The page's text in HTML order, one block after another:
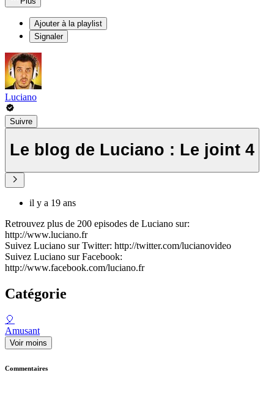
Ajouter à la playlist
Signaler
Luciano
Suivre
Le blog de Luciano : Le joint 4
il y a 19 ans
Retrouvez plus de 200 episodes de Luciano sur:
http://www.luciano.fr
Suivez Luciano sur Twitter: http://twitter.com/lucianovideo
Suivez Luciano sur Facebook:
http://www.facebook.com/luciano.fr
Catégorie
🎈
Amusant
Voir moins
Commentaires